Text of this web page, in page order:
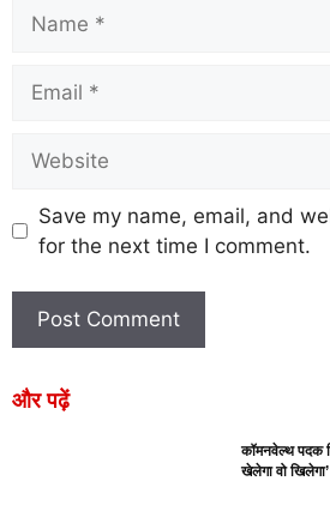
Save my name, email, and
for the next time I comment.
और पढ़ें
कॉमनवेल्थ पदक
खेलेगा वो खिलेगा’